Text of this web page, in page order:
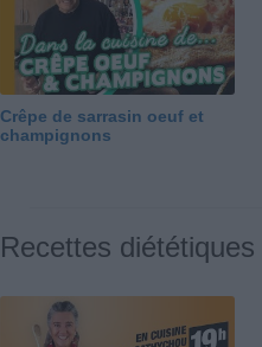
Crêpe de sarrasin oeuf et
champignons
Recettes diététiques